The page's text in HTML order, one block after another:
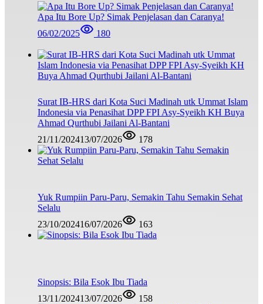
Apa Itu Bore Up? Simak Penjelasan dan Caranya!
06/02/2025
180
Surat IB-HRS dari Kota Suci Madinah utk Ummat Islam
Indonesia via Penasihat DPP FPI Asy-Syeikh KH Buya
Ahmad Qurthubi Jailani Al-Bantani
21/11/202413/07/2026 178
Yuk Rumpiin Paru-Paru, Semakin Tahu Semakin Sehat
Selalu
23/10/202416/07/2026 163
Sinopsis: Bila Esok Ibu Tiada
13/11/202413/07/2026 158